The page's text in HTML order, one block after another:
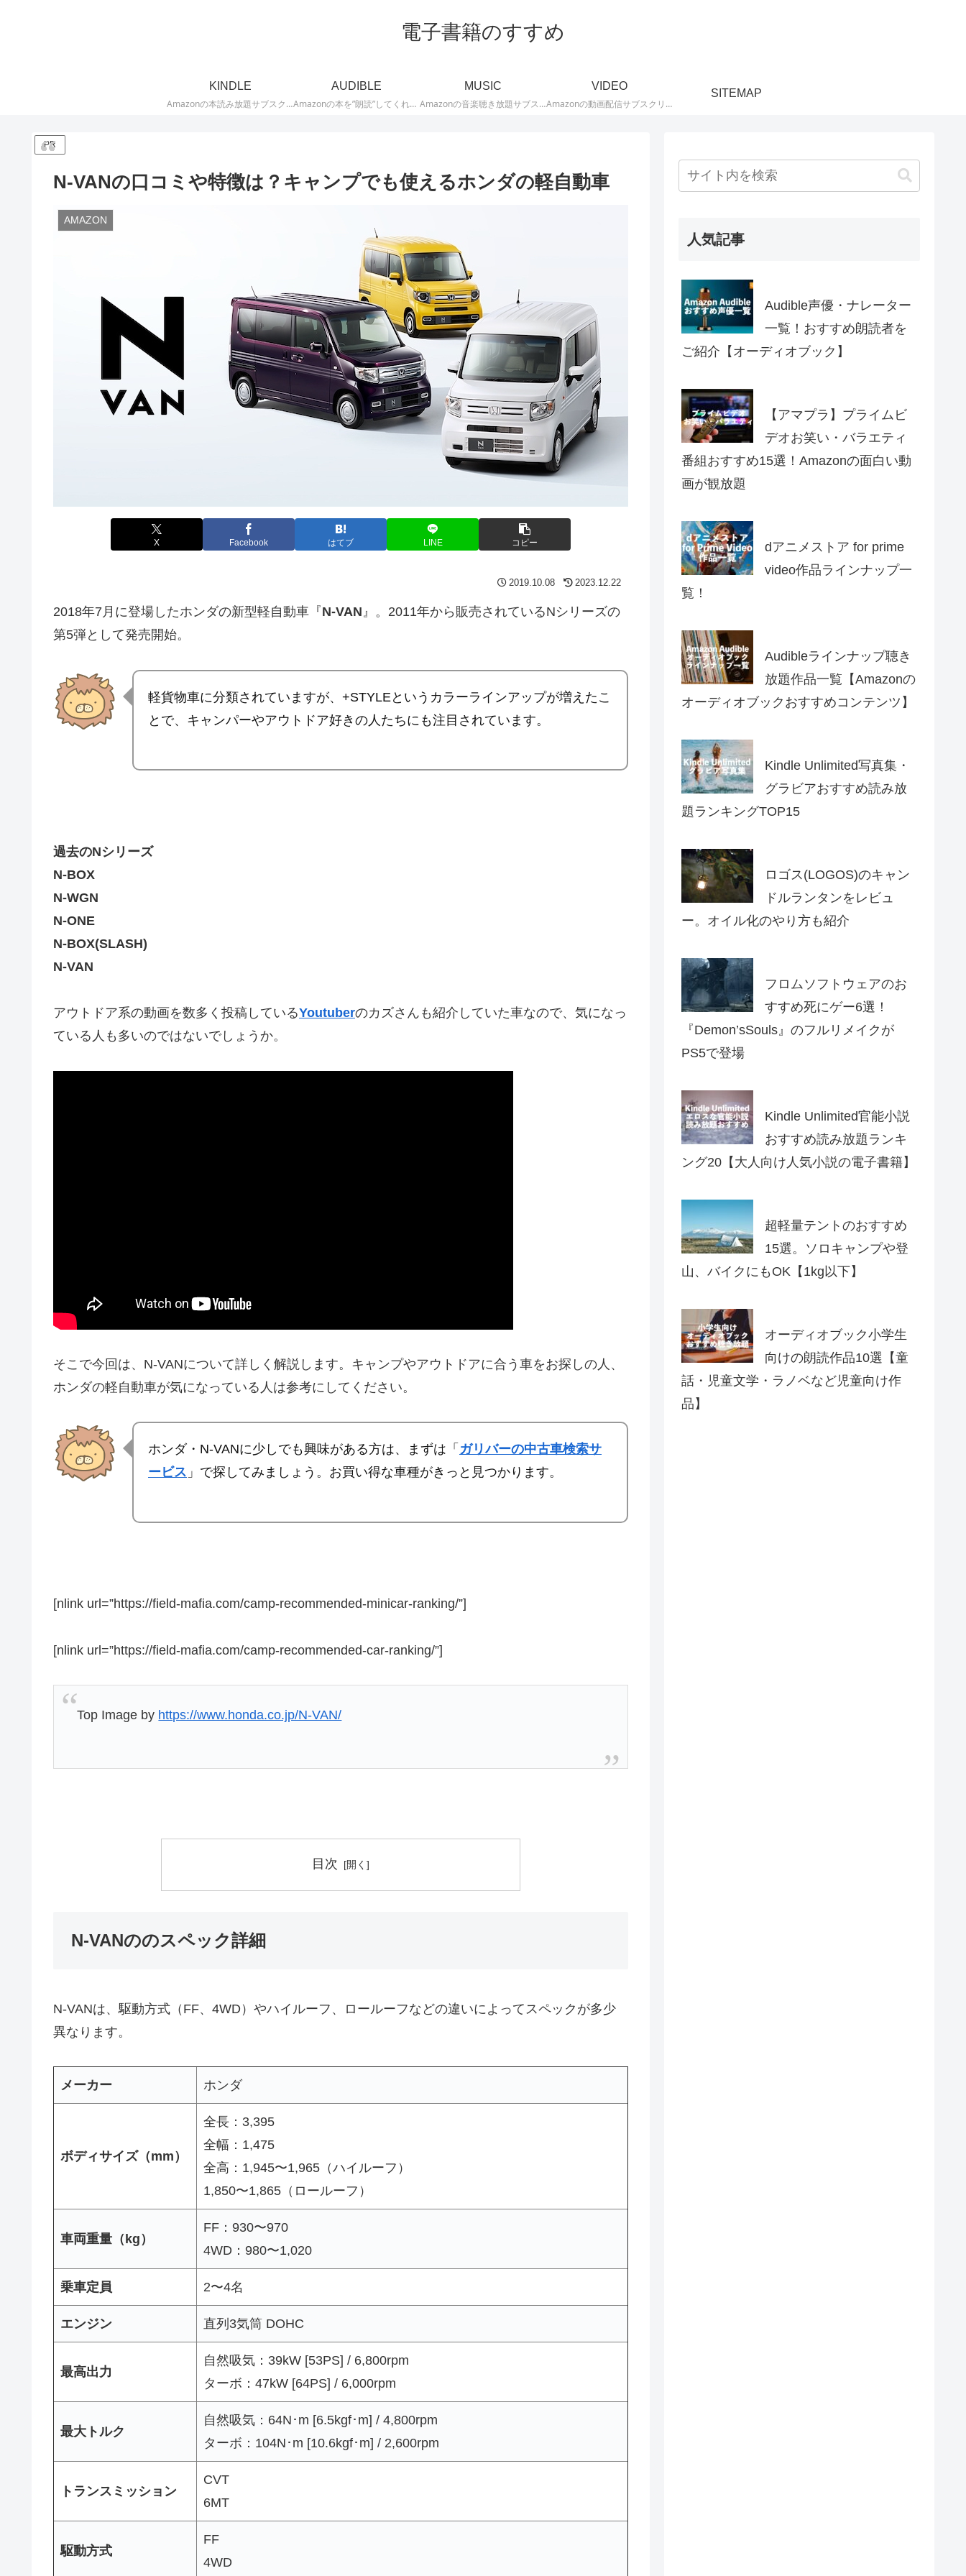
電子書籍のすすめ
KINDLE
Amazonの本読み放題サブスクリプションサービス「Kindle Unlimited」に関する記事を投稿しています。「Kindle Unlimited」とは、Amazonの電子書籍Kindle本が200万冊以上読み放題になるサブスクサービスです。Kindle Unlimitedの口コミ評判・評価を始め、キャンペーンや無料お試し体験などのお得情報、おすすめ本を紹介しています。
AUDIBLE
Amazonの本を”朗読”してくれるオーディオブックサブスクリプションサービス「Audible」に関する記事を投稿しています。Audibleのサブスクに関する口コミや評判、キャンペーン、無料体験期間などお得な情報も発信しています。
MUSIC
Amazonの音楽聴き放題サブスクリプションサービス「Music Unlimited」に関する記事を投稿しています。「Music Unlimited」とは、Amazonで配信している音楽が1億曲以上聴き放題になるサブスクサービスです。Music Unlimitedの口コミ評判・評価を始め、キャンペーンや無料お試し体験などのお得情報、おすすめ音楽を紹介しています。
VIDEO
Amazonの動画配信サブスクリプションサービス『プライムビデオ』や『Prime Videoチャンネル』の口コミ評判やキャンペーンについて紹介しています。海外・国内映画やドラマ、アニメ、スポーツ、ニュース、音楽など、プライムビデオのサブスクで観られるおすすめ動画もまとめています。
SITEMAP
PR
N-VANの口コミや特徴は？キャンプでも使えるホンダの軽自動車
AMAZON
X Facebook はてブ LINE コピー
2019.10.08 2023.12.22
2018年7月に登場したホンダの新型軽自動車『N-VAN』。2011年から販売されているNシリーズの
第5弾として発売開始。
軽貨物車に分類されていますが、 +STYLEというカラーラインアップが増えたこ
とで、キャンパーやアウトドア好きの人たちにも注目されています。
過去のNシリーズ
N-BOX
N-WGN
N-ONE
N-BOX(SLASH)
N-VAN
アウトドア系の動画を数多く投稿しているYoutuberのカズさんも紹介していた車なので、気になっ
ている人も多いのではないでしょうか。
そこで今回は、N-VANについて詳しく解説します。キャンプやアウトドアに合う車をお探しの人、
ホンダの軽自動車が気になっている人は参考にしてください。
ホンダ・N-VANに少しでも興味がある方は、まずは「 ガリバーの中古車検索サ
ービス 」で探してみましょう。 お買い得な車種がきっと見つかります。
[nlink url=”https://field-mafia.com/camp-recommended-minicar-ranking/”]
[nlink url=”https://field-mafia.com/camp-recommended-car-ranking/”]
Top Image by https://www.honda.co.jp/N-VAN/
目次
N-VANののスペック詳細
N-VANは、駆動方式（FF、4WD）やハイルーフ、ロールーフなどの違いによってスペックが多少
異なります。
メーカー ホンダ
ボディサイズ（mm）
全長：3,395
全幅：1,475
全高：1,945〜1,965（ハイルーフ）
1,850〜1,865（ロールーフ）
車両重量（kg）
FF：930〜970
4WD：980〜1,020
乗車定員 2〜4名
エンジン 直列3気筒 DOHC
最高出力
自然吸気：39kW [53PS] / 6,800rpm
ターボ：47kW [64PS] / 6,000rpm
最大トルク
自然吸気：64N･m [6.5kgf･m] / 4,800rpm
ターボ：104N･m [10.6kgf･m] / 2,600rpm
トランスミッション
CVT
6MT
駆動方式
FF
4WD
人気記事
Audible声優・ナレーター
一覧！おすすめ朗読者を
ご紹介【オーディオブック】
【アマプラ】プライムビ
デオお笑い・バラエティ
番組おすすめ15選！Amazonの面白い動
画が観放題
dアニメストア for prime
video作品ラインナップ一
覧！
Audibleラインナップ聴き
放題作品一覧【Amazonの
オーディオブックおすすめコンテンツ】
Kindle Unlimited写真集・
グラビアおすすめ読み放
題ランキングTOP15
ロゴス(LOGOS)のキャン
ドルランタンをレビュ
ー。オイル化のやり方も紹介
フロムソフトウェアのお
すすめ死にゲー6選！
『Demon’sSouls』のフルリメイクが
PS5で登場
Kindle Unlimited官能小説
おすすめ読み放題ランキ
ング20【大人向け人気小説の電子書籍】
超軽量テントのおすすめ
15選。ソロキャンプや登
山、バイクにもOK【1kg以下】
オーディオブック小学生
向けの朗読作品10選【童
話・児童文学・ラノベなど児童向け作
品】